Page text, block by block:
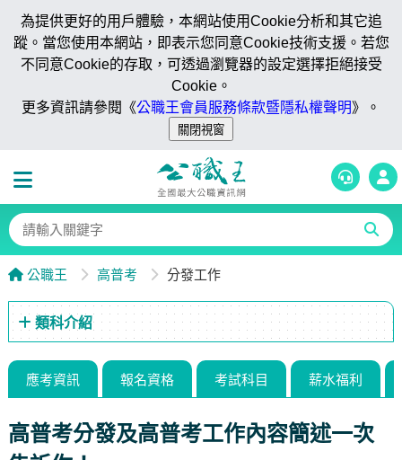
為提供更好的用戶體驗，本網站使用Cookie分析和其它追
蹤。當您使用本網站，即表示您同意Cookie技術支援。若您
不同意Cookie的存取，可透過瀏覽器的設定選擇拒絕接受
Cookie。
更多資訊請參閱《公職王會員服務條款暨隱私權聲明》。
公職王 高普考 分發工作
類科介紹
應考資訊 報名資格 考試科目 薪水福利
高普考分發及高普考工作內容簡述一次